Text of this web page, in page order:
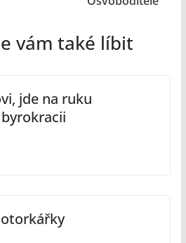
vám také líbit
jde na ruku